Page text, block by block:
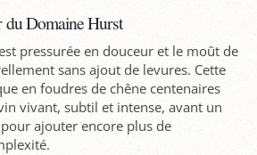
Domaine Hurst
pressurée en douceur et le moût de
sans ajout de levures. Cette
en foudres de chêne centenaires
vivant, subtil et intense, avant un
ajouter encore plus de